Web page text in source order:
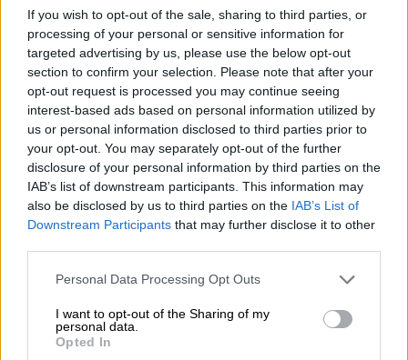
If you wish to opt-out of the sale, sharing to third parties, or
processing of your personal or sensitive information for
targeted advertising by us, please use the below opt-out
section to confirm your selection. Please note that after your
opt-out request is processed you may continue seeing
interest-based ads based on personal information utilized by
us or personal information disclosed to third parties prior to
your opt-out. You may separately opt-out of the further
disclosure of your personal information by third parties on the
IAB’s list of downstream participants. This information may
also be disclosed by us to third parties on the IAB’s List of
Downstream Participants that may further disclose it to other
Please note that this website/app uses one or more Google
not limited to your visit or usage behaviour. You may click to
grant or deny consent to Google and its third-party tags to
use your data for below specified purposes in below Google
Personal Data Processing Opt Outs
I want to opt-out of the Sharing of my
personal data.
Opted In
κακοκαιρίας: Σε «κόκκινο συναγερμό» η
Αττική και άλλες 8 περιφέρειες - Δείτε
live την πορεία
Ισχυρές καταιγίδες και θυελλώδεις άνεμοι
μέχρι το Σάββατο - Κίνδυνος και για
πλημμυρικά φαινόμενα